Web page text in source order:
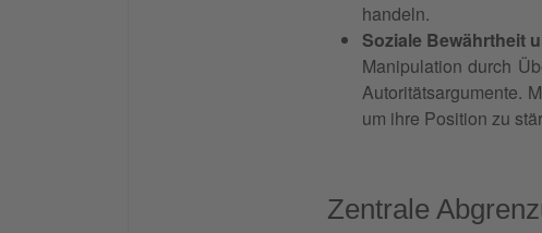
handeln.
Soziale Bewährtheit
Manipulation durch
Autoritätsargumente.
um ihre Position zu
Zentrale